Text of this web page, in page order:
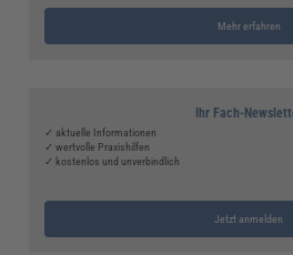
Mehr erfahren
Ihr Fach-
✓ aktuelle Informationen
✓ wertvolle Praxishilfen
✓ kostenlos und unverbindlich
Jetzt anmelden